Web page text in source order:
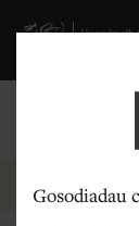
Gosodiadau
Visit gov.wales
Newyddion